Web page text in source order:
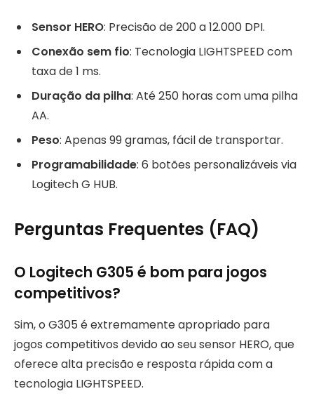
Sensor HERO: Precisão de 200 a 12.000 DPI.
Conexão sem fio: Tecnologia LIGHTSPEED com
taxa de 1 ms.
Duração da pilha: Até 250 horas com uma pilha
AA.
Peso: Apenas 99 gramas, fácil de transportar.
Programabilidade: 6 botões personalizáveis via
Logitech G HUB.
Perguntas Frequentes (FAQ)
O Logitech G305 é bom para jogos
competitivos?
Sim, o G305 é extremamente apropriado para
jogos competitivos devido ao seu sensor HERO, que
oferece alta precisão e resposta rápida com a
tecnologia LIGHTSPEED.